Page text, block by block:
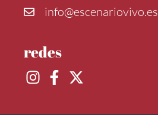
info@escenariovivo.es
redes